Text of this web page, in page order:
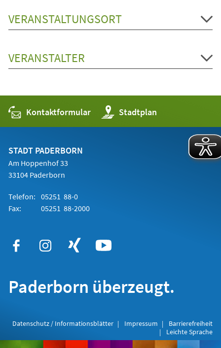
VERANSTALTUNGSORT
VERANSTALTER
Kontaktformular Stadtplan
(Öffnet
in
einem
STADT PADERBORN
Am Hoppenhof 33
33104 Paderborn
Telefon: 05251 88-0
Fax:
05251 88-2000
Paderborn überzeugt.
Datenschutz / Informationsblätter Impressum
Barrierefreiheit
Leichte Sprache